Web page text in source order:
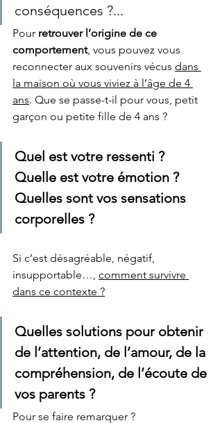
conséquences ?...
Pour retrouver l’origine de ce
comportement, vous pouvez vous
reconnecter aux souvenirs vécus dans
la maison où vous viviez à l’âge de 4
ans. Que se passe-t-il pour vous, petit
garçon ou petite fille de 4 ans ?
Quel est votre ressenti ?
Quelle est votre émotion ?
Quelles sont vos sensations
corporelles ?
Si c’est désagréable, négatif,
insupportable…, comment survivre
dans ce contexte ?
Quelles solutions pour obtenir
de l’attention, de l’amour, de la
compréhension, de l’écoute de
vos parents ?
Pour se faire remarquer ?